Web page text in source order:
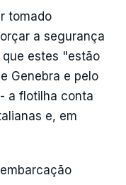
tomado
a segurança
estes "estão
Genebra e pelo
a flotilha conta
e, em